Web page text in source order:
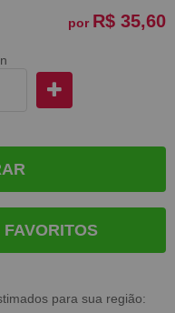
por R$ 35,60
para sua região: